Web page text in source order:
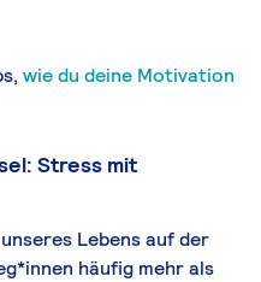
wie du deine Motivation
Stress mit
Lebens auf der
häufig mehr als